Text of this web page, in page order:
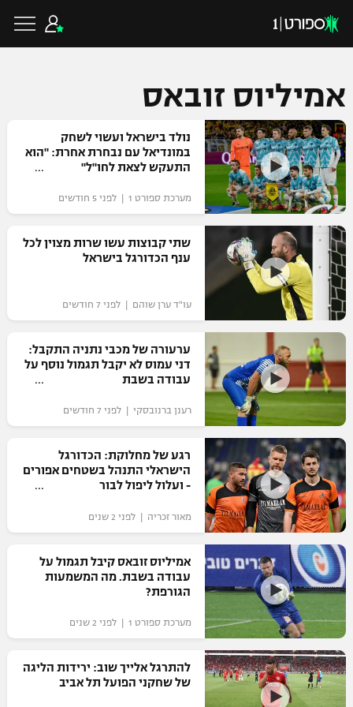
VOD
רץ ברשת
תוצאות
לוח שידורים
ברחבה
"מעל הליגה" – פודקאסט
כדורגל ישראלי
ליגת העל
גביע הטוטו
ליגיונרים
גביע המדינה
נבחרת ישראל
בית"ר ירושלים
מכבי תל אביב
הפועל תל אביב
הפועל חיפה
הפועל באר שבע
מכבי נתניה
בני יהודה
כדורגל עולמי
ליגת האלופות
ליגה אירופית
ליגה אנגלית
ליגה גרמנית
ליגה ספרדית
ליגה איטלקית
ליגה צרפתית
ליגה הולנדית
ליגה סינית
ליגה ברזילאית
ליגות נוספות
כדורסל ישראלי
ליגת ווינר סל
ליגה לאומית
כדורסל נשים
מכבי תל אביב
הפועל חולון
הפועל ירושלים
דני אבדיה
כדורסל עולמי
NBA
יורוליג
יורוקאפ
ענפים נוספים
טניס
כדוריד
כדורעף
שחייה
ג'ודו
אגרוף
ספורט אולימפי
UFC
היאבקות WWE
אמיליוס זובאס
נולד בישראל ועשוי לשחק
במונדיאל עם נבחרת אחרת: "הוא
התעקש לצאת לחו"ל"
מערכת ספורט 1 | לפני 5 חודשים
שתי קבוצות עשו שרות מצוין לכל
ענף הכדורגל בישראל
עו"ד ערן שוהם | לפני 7 חודשים
ערעורה של מכבי נתניה התקבל:
דני עמוס לא יקבל תגמול נוסף על
עבודה בשבת
רענן ברנובסקי | לפני 7 חודשים
רגע של מחלוקת: הכדורגל
הישראלי התנהל בשטחים אפורים
- ועלול ליפול לבור
מאור זכריה | לפני 2 שנים
אמיליוס זובאס קיבל תגמול על
עבודה בשבת. מה המשמעות
הגורפת?
מערכת ספורט 1 | לפני 2 שנים
להתרגל אלייך שוב: ירידות הליגה
של שחקני הפועל תל אביב